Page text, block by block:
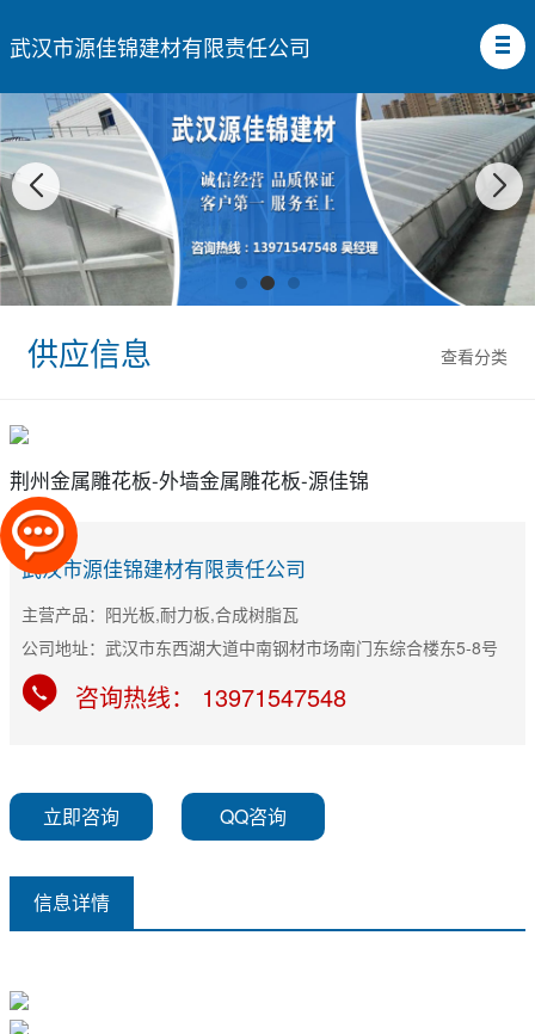
武汉市源佳锦建材有限责任公司
查看分类
供应信息
荆州金属雕花板-外墙金属雕花板-源佳锦
武汉市源佳锦建材有限责任公司
主营产品：阳光板,耐力板,合成树脂瓦
公司地址：武汉市东西湖大道中南钢材市场南门东综合楼东5-8号
咨询热线： 13971547548
立即咨询 QQ咨询
信息详情